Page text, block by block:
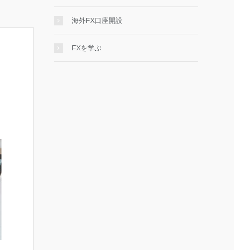
海外FX口座開設
FXを学ぶ